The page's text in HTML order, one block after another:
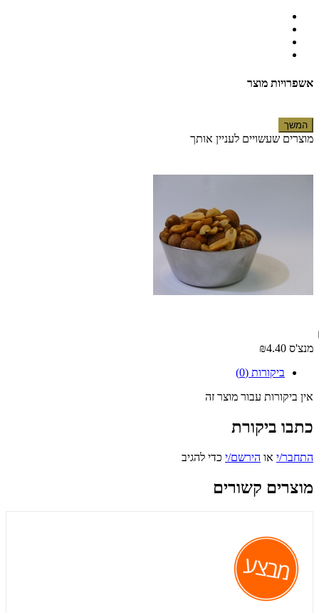
אשפרויות מוצר
המשך
מוצרים שעשויים לעניין אותך
מנצ'ס ₪4.40
ביקורות (0)
אין ביקורות עבור מוצר זה
כתבו ביקורת
התחבר/י או הירשם/י כדי להגיב
מוצרים קשורים